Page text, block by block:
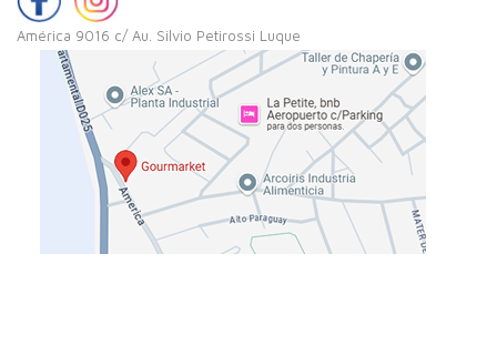
América 9016 c/ Au. Silvio Petirossi Luque